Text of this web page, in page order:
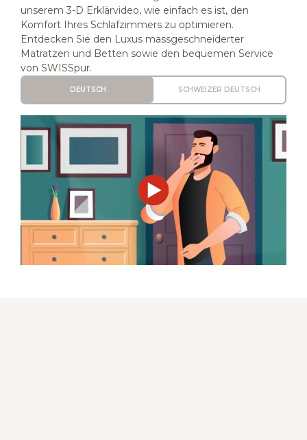
unserem 3-D Erklärvideo, wie einfach es ist, den
Komfort Ihres Schlafzimmers zu optimieren.
Entdecken Sie den Luxus massgeschneiderter
Matratzen und Betten sowie den bequemen Service
von SWISSpur.
DEUTSCH SCHWEIZER DEUTSCH